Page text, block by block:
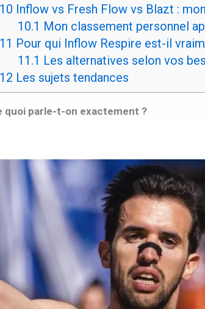
10 Inflow vs Fresh Flow vs Blazt :
10.1 Mon classement personnel
11 Pour qui Inflow Respire est-il
11.1 Les alternatives selon vos
12 Les sujets tendances
quoi parle-t-on exactement ?